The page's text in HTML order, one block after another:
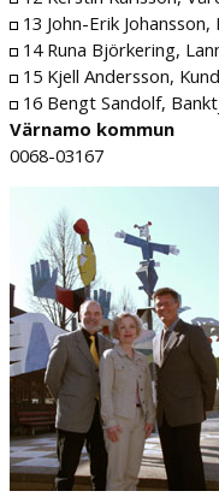
13 John-Erik Johansson,
14 Runa Björkering,
15 Kjell Andersson,
16 Bengt Sandolf,
Värnamo kommun
0068-03167